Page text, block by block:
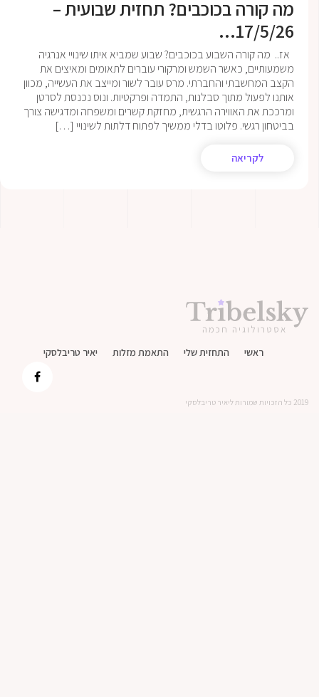
מה קורה בכוכבים? תחזית שבועית –
17/5/26...
אז.. מה קורה השבוע בכוכבים? שבוע שמביא איתו שינויי אנרגיה
משמעותיים, כאשר השמש ומרקורי עוברים לתאומים ומאיצים את
הקצב המחשבתי והחברתי. מרס עובר לשור ומייצב את העשייה, מכוון
אותנו לפעול מתוך סבלנות, התמדה ופרקטיות. ונוס נכנסת לסרטן
ומרככת את האווירה הרגשית, מחזקת קשרים ומשפחה ומדגישה צורך
בביטחון רגשי. פלוטו בדלי ממשיך לפתוח דלתות לשינויי […]
לקריאה
אסטרולוגיה חכמה
ראשי התחזית שלי התאמת מזלות יאיר טריבלסקי
2019 כל הזכויות שמורות ליאיר טריבלסקי